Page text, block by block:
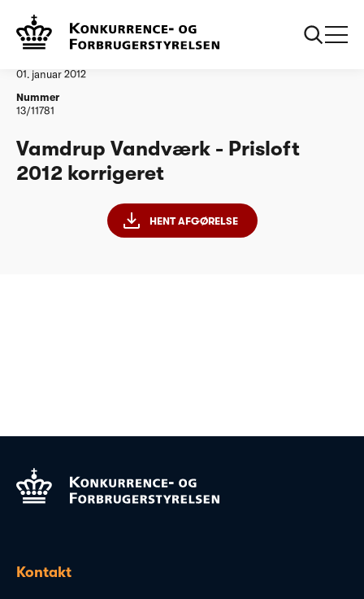
Vandtilsyn
01. januar 2012
Nummer
13/11781
Vamdrup Vandværk - Prisloft
2012 korrigeret
HENT AFGØRELSE
Kontakt